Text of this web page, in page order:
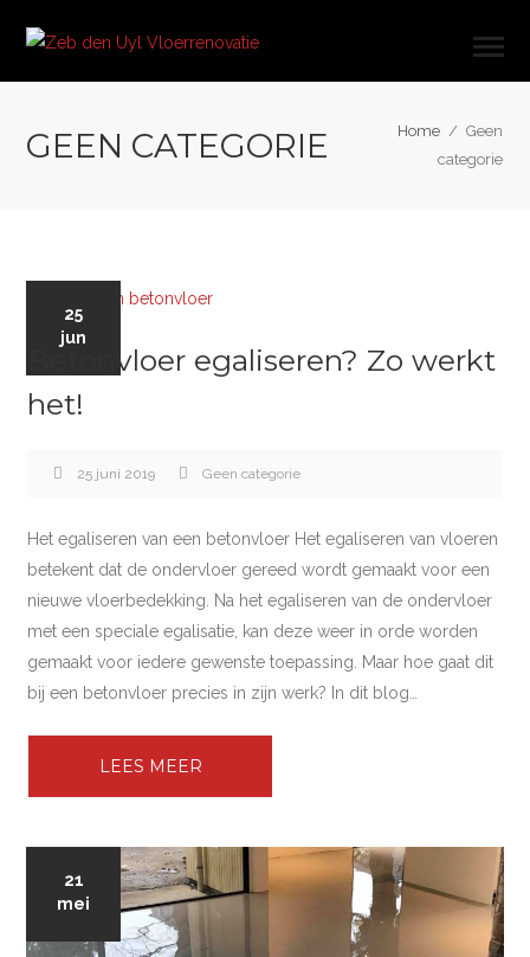
GEEN CATEGORIE Home / Geen
categorie
25
jun
Betonvloer egaliseren? Zo werkt
het!
25 juni 2019 Geen categorie
Het egaliseren van een betonvloer Het egaliseren van vloeren
betekent dat de ondervloer gereed wordt gemaakt voor een
nieuwe vloerbedekking. Na het egaliseren van de ondervloer
met een speciale egalisatie, kan deze weer in orde worden
gemaakt voor iedere gewenste toepassing. Maar hoe gaat dit
bij een betonvloer precies in zijn werk? In dit blog…
LEES MEER
21
mei